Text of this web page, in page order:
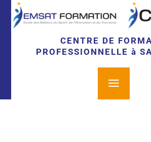
CENTRE DE
PROFESSIONNELLE à
a